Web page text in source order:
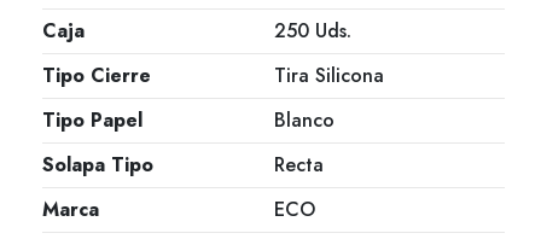
Caja
250 Uds.
Tipo Cierre
Tira Silicona
Tipo Papel
Blanco
Solapa Tipo
Recta
Marca
ECO